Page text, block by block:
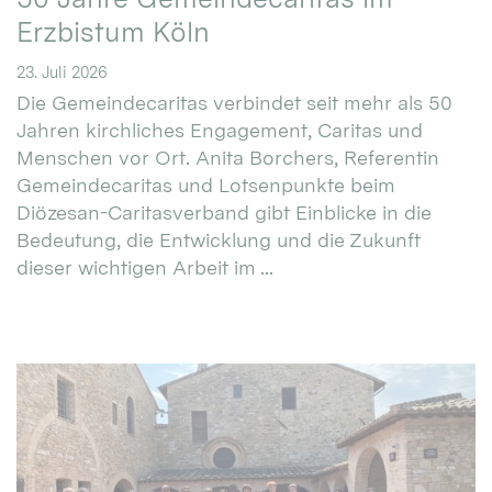
Erzbistum Köln
23. Juli 2026
Die Gemeindecaritas verbindet seit mehr als 50
Jahren kirchliches Engagement, Caritas und
Menschen vor Ort. Anita Borchers, Referentin
Gemeindecaritas und Lotsenpunkte beim
Diözesan-Caritasverband gibt Einblicke in die
Bedeutung, die Entwicklung und die Zukunft
dieser wichtigen Arbeit im ...